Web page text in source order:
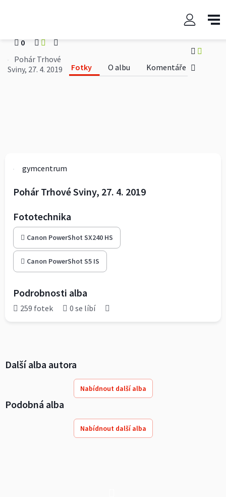
Pohár Trhové Sviny, 27. 4. 2019
0
Pohár Trhové
Sviny, 27. 4. 2019
Fotky O albu Komentáře
gymcentrum
Pohár Trhové Sviny, 27. 4. 2019
Fototechnika
Canon PowerShot SX240 HS
Canon PowerShot S5 IS
Podrobnosti alba
259 fotek 0 se líbí
Další alba autora
Nabídnout další alba
Podobná alba
Nabídnout další alba